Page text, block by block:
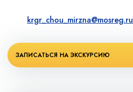
krgr_chou_mirzna@mosreg.ru
ЗАПИСАТЬСЯ НА ЭКСКУРСИЮ